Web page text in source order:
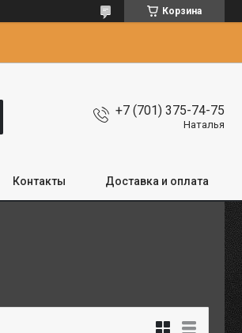
Корзина
+7 (701) 375-74-75
Наталья
Контакты Доставка и оплата